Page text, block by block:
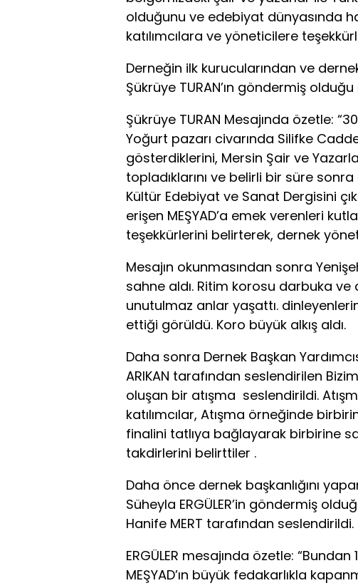
olduğunu ve edebiyat dünyasında
katılımcılara ve yöneticilere
Derneğin ilk kurucularından ve
Şükrüye TURAN’ın göndermiş
Şükrüye TURAN Mesajında özetle:
Yoğurt pazarı civarında Silifke
gösterdiklerini, Mersin Şair ve
topladıklarını ve belirli bir süre
Kültür Edebiyat ve Sanat Dergisini
erişen MEŞYAD’a emek verenleri
teşekkürlerini belirterek, dernek
Mesajın okunmasından sonra
sahne aldı. Ritim korosu darbuka
unutulmaz anlar yaşattı.
ettiği görüldü. Koro büyük alkış aldı.
Daha sonra Dernek Başkan
ARIKAN tarafından seslendirilen
oluşan bir atışma seslendirildi.
katılımcılar, Atışma örneğinde
finalini tatlıya bağlayarak birbirine
takdirlerini belirttiler .
Daha önce dernek başkanlığını
Süheyla ERGÜLER’in göndermiş
Hanife MERT tarafından seslendirildi.
ERGÜLER mesajında özetle:
MEŞYAD’ın büyük fedakarlıkla